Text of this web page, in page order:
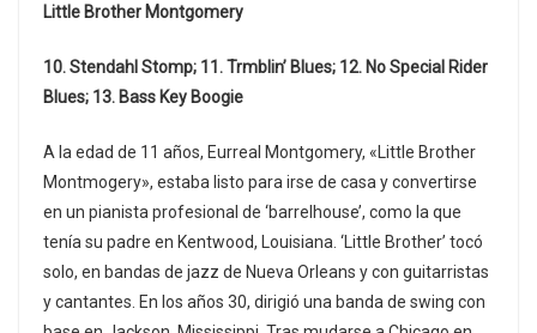
Little Brother Montgomery
10. Stendahl Stomp; 11. Trmblin’ Blues; 12. No Special Rider
Blues; 13. Bass Key Boogie
A la edad de 11 años, Eurreal Montgomery, «Little Brother
Montmogery», estaba listo para irse de casa y convertirse
en un pianista profesional de ‘barrelhouse’, como la que
tenía su padre en Kentwood, Louisiana. ‘Little Brother’ tocó
solo, en bandas de jazz de Nueva Orleans y con guitarristas
y cantantes. En los años 30, dirigió una banda de swing con